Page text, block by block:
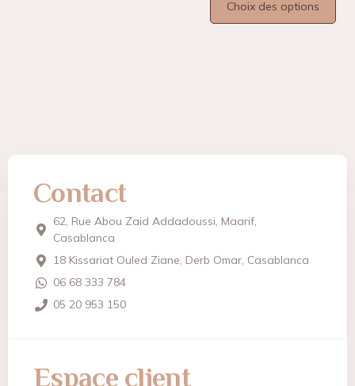
Choix des options
Contact
62, Rue Abou Zaid Addadoussi, Maarif,
Casablanca
18 Kissariat Ouled Ziane, Derb Omar, Casablanca
06 68 333 784
05 20 953 150
Espace client